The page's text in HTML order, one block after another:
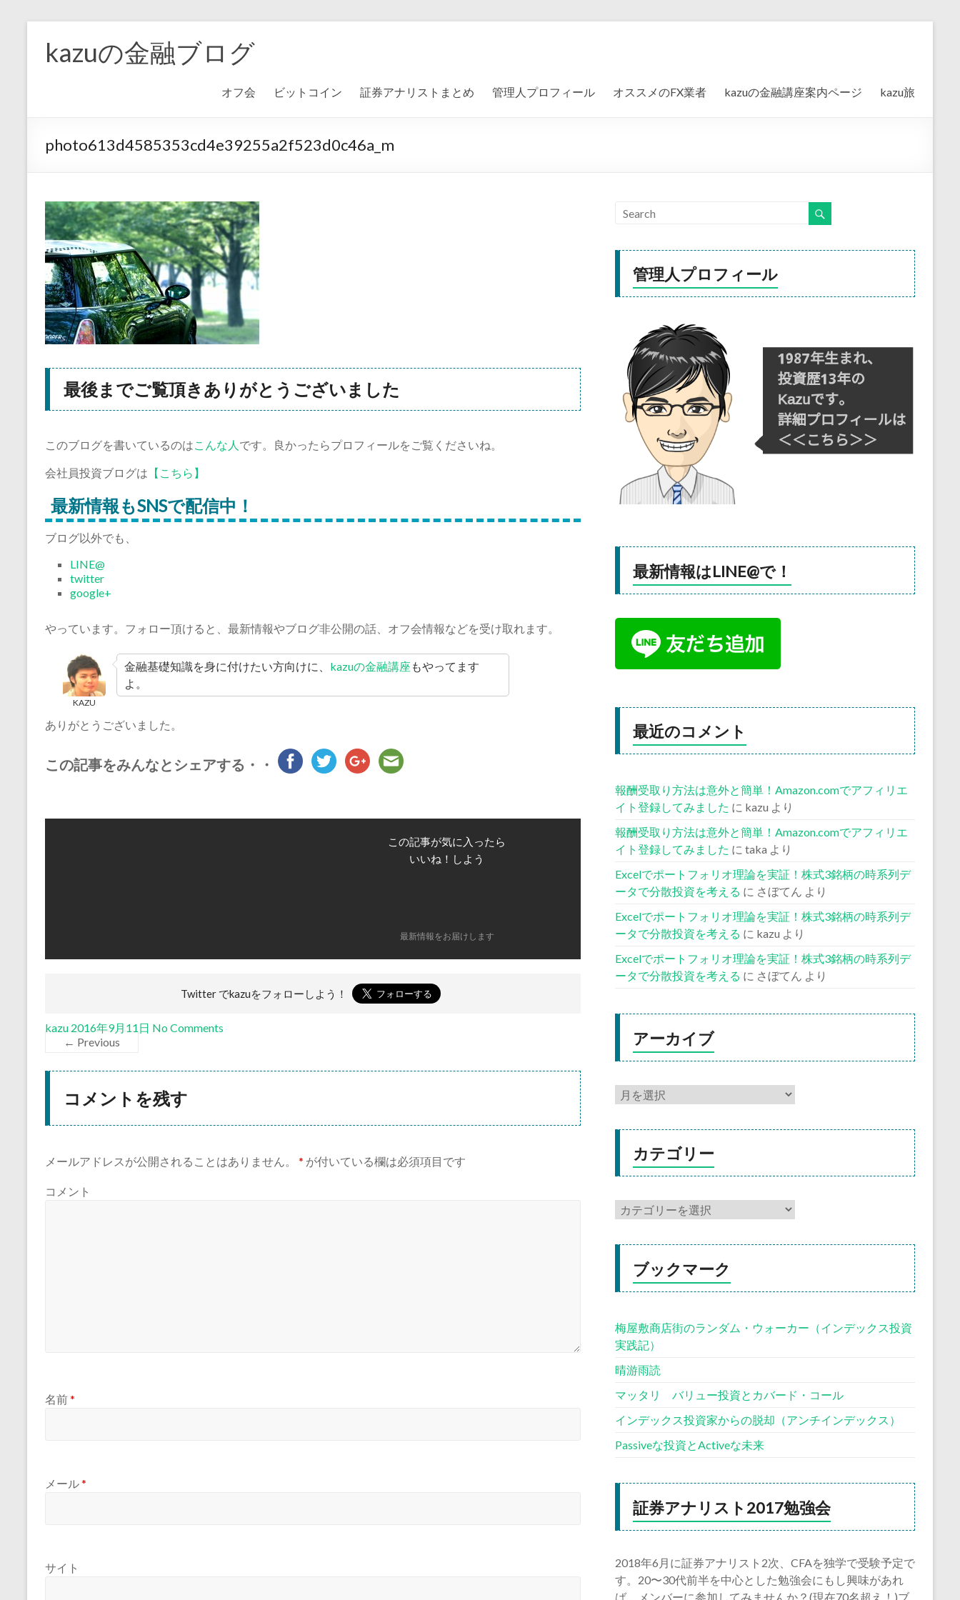
kazuの金融ブログ
オフ会 ビットコイン 証券アナリストまとめ 管理人プロフィール オススメのFX業者 kazuの金融講座案内ページ kazu旅
photo613d4585353cd4e39255a2f523d0c46a_m
最後までご覧頂きありがとうございました
このブログを書いているのはこんな人 です。良かったらプロフィールをご覧くださいね。
会社員投資ブログは 【こちら】
最新情報もSNSで配信中！
ブログ以外でも、
LINE@
twitter
google+
やっています。フォロー頂けると、最新情報やブログ非公開の話、オフ会情報などを受け取れます。
KAZU
金融基礎知識を身に付けたい方向けに、 kazuの金融講座 もやってます
よ。
ありがとうございました。
この記事をみんなとシェアする・・
この記事が気に入ったら
いいね！しよう
最新情報をお届けします
Twitter でkazuをフォローしよう！
kazu 2016年9月11日 No Comments
← Previous
コメントを残す
メールアドレスが公開されることはありません。 * が付いている欄は必須項目です
コメント
名前*
メール*
サイト
管理人プロフィール
最新情報はLINE@で！
最近のコメント
報酬受取り方法は意外と簡単！Amazon.comでアフィリエ
イト登録してみました に kazu より
報酬受取り方法は意外と簡単！Amazon.comでアフィリエ
イト登録してみました に taka より
Excelでポートフォリオ理論を実証！株式3銘柄の時系列デ
ータで分散投資を考える に さぼてん より
Excelでポートフォリオ理論を実証！株式3銘柄の時系列デ
ータで分散投資を考える に kazu より
Excelでポートフォリオ理論を実証！株式3銘柄の時系列デ
ータで分散投資を考える に さぼてん より
アーカイブ
カテゴリー
ブックマーク
梅屋敷商店街のランダム・ウォーカー（インデックス投資
実践記）
晴游雨読
マッタリ バリュー投資とカバード・コール
インデックス投資家からの脱却（アンチインデックス）
Passiveな投資とActiveな未来
証券アナリスト2017勉強会
2018年6月に証券アナリスト2次、CFAを独学で受験予定で
す。20〜30代前半を中心とした勉強会にもし興味があれ
ば、メンバーに参加してみませんか？(現在70名超え！)ブ